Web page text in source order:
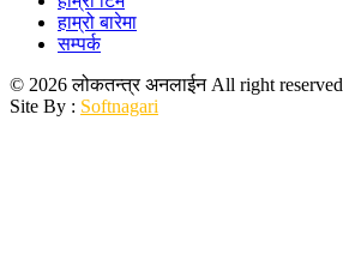
हाम्रो बारेमा
सम्पर्क
© 2026 लोकतन्त्र अनलाईन All right reserved
Site By : Softnagari